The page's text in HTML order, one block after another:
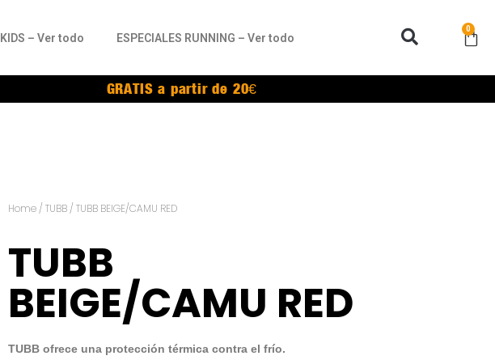
KIDS – Ver todo ESPECIALES RUNNING – Ver todo
0
GRATIS a partir de 20€
Home / TUBB / TUBB BEIGE/CAMU RED
TUBB
BEIGE/CAMU RED
TUBB ofrece una protección térmica contra el frío.